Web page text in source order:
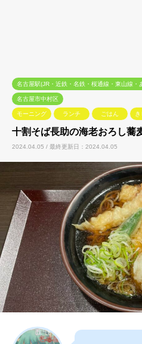
名古屋駅(JR・近鉄・名鉄・桜通線・東山線・
名古屋市中村区
モーニング ランチ ごはん
十割そば長助の海老おろし蕎
2024.04.05 / 最終更新日：2024.04.05